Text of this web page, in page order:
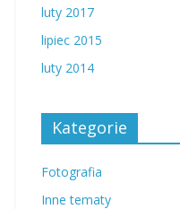
luty 2017
lipiec 2015
luty 2014
Kategorie
Fotografia
Inne tematy